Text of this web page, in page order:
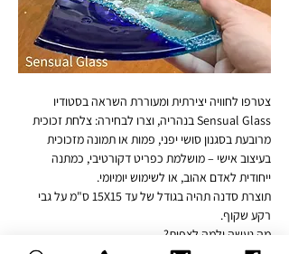
צטרפו לחוויה יצירתית ומעוררת השראה בסטודיו
Sensual Glass בנהריה, וצרו לבחירה: צלחת זכוכית
מרובעת בסגנון סושי יפני, פמות או תמונה מזכוכית
בעיצוב אישי – מושלמת כפריט דקורטיבי, כמתנה
ייחודית לאדם אהוב, או לשימוש יומיומי.
תוצרת סדנה תהיה בגודל של עד 15X15 ס"מ על גבי
רקע שקוף.
מה נעשה ולמה לצפות?